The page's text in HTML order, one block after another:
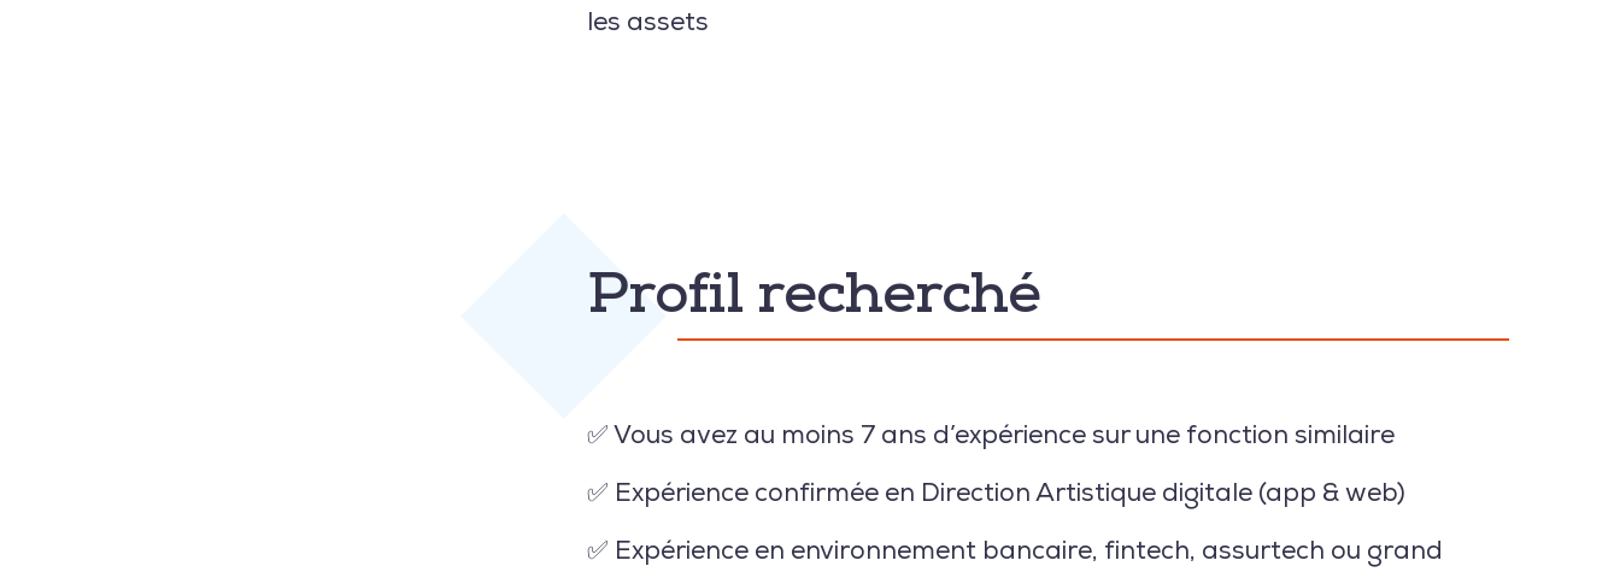
les assets
Profil recherché
✅ Vous avez au moins 7 ans d’expériencesur une fonction similaire
✅ Expérience confirmée en Direction Artistique digitale (app & web)
✅ Expérience en environnement bancaire, fintech, assurtech ou grand